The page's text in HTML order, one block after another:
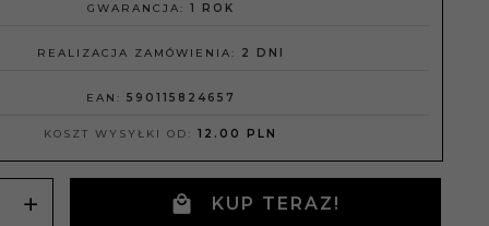
GWARANCJA: 1 ROK
REALIZACJA ZAMÓWIENIA: 2 DNI
EAN: 590115824657
KOSZT WYSYŁKI OD:12.00 PLN
KUP TERAZ!